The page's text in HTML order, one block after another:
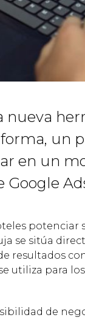
nueva
un
en un
Google
potenciar
se sitúa
resultados
utiliza para
de